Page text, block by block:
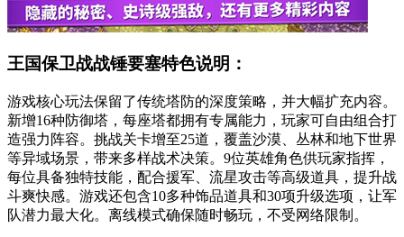
王国保卫战战锤要塞特色说明：
游戏核心玩法保留了传统塔防的深度策略，并大幅扩充内容。
新增16种防御塔，每座塔都拥有专属能力，玩家可自由组合打
造强力阵容。挑战关卡增至25道，覆盖沙漠、丛林和地下世界
等异域场景，带来多样战术决策。9位英雄角色供玩家指挥，
每位具备独特技能，配合援军、流星攻击等高级道具，提升战
斗爽快感。游戏还包含10多种饰品道具和30项升级选项，让军
队潜力最大化。离线模式确保随时畅玩，不受网络限制。